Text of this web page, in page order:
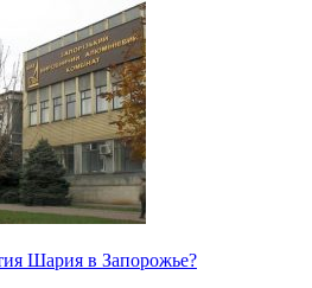
Шария в Запорожье?